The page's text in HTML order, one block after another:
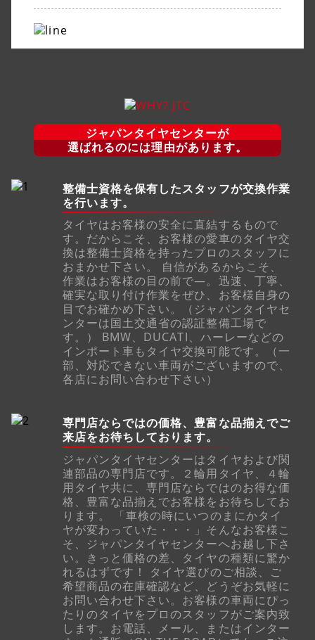
ジャパンタイヤセンターが
選ばれるのには理由があります。
整備士資格を保有したスタッフが交換作業
を行います。
タイヤはお客様の安全に直結するもので
す。だからこそ、お客様の愛車のタイヤ交
換は整備士資格を持ったプロのスタッフに
おまかせ下さい。 自信があるからこそ、
作業はお客様の目の前で―。迅速、丁寧、
確実な取り付け作業をぜひ、お客様自身の
目でお確かめ下さい。（ジャパンタイヤセ
ンターは国土交通省の認証整備工場で
す。） BMW、DUCATI、ハーレーなどの
インポート車もタイヤ交換可能です。（一
部、対応できない車両がございますので、
各店にお問い合わせ下さい）
専門店ならではの価格、豊富な品揃えでご
来店をお待ちしております。
ジャパンタイヤセンターはタイヤおよび関
連部品の専門店です。２輪用タイヤ、４輪
用タイヤ共に、専門店ならではのお得な価
格、豊富な品揃えでお客様をお待ちしてお
ります。 「車検の時にいつのまにかタイ
ヤが変わっていた・・・」そんなお客様こ
そ、ジャパンタイヤセンターへお越し下さ
い。きっと価格の差、タイヤの種類に驚か
れるはずです！ タイヤ選びのご相談、ご
希望商品の在庫確認など、どうぞお気軽に
お問い合わせ下さい。お客様の車両にぴっ
たりのタイヤをプロのスタッフがご案内致
します。お電話、メール、またはインター